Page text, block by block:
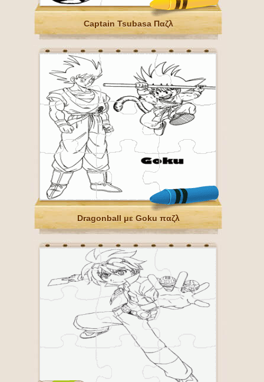
Captain Tsubasa Παζλ
Dragonball με Goku παζλ